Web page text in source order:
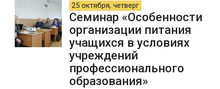
25 октября, четверг
Семинар «Особенности
организации питания
учащихся в условиях
учреждений
профессионального
образования»